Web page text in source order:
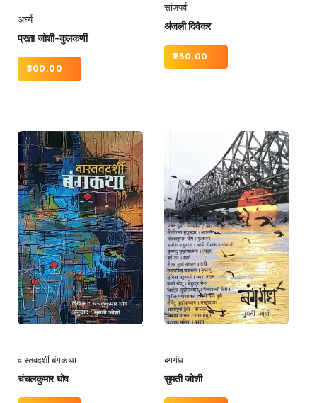
अर्घ्य
प्रज्ञा जोशी-कुलकर्णी
300.00
सांजपर्व
अंजली दिवेकर
250.00
वास्तवदर्शी बंगकथा
चंचलकुमार घोष
बंगगंध
सुमती जोशी